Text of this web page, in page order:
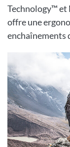
Technology™
offre une
enchaînements